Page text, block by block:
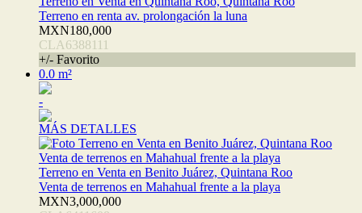
Terreno en renta av. prolongación la luna
MXN180,000
CLA6388111
+/- Favorito
0.0 m²
-
MÁS DETALLES
Terreno en Venta en Benito Juárez, Quintana Roo
Venta de terrenos en Mahahual frente a la playa
MXN3,000,000